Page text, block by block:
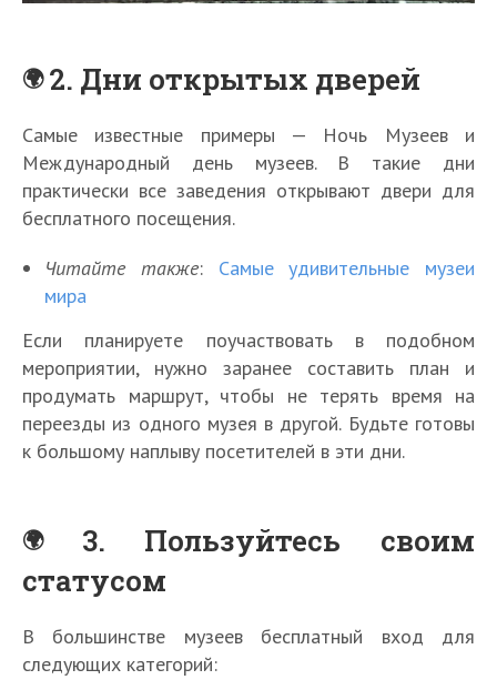
2. Дни открытых дверей
Самые известные примеры — Ночь Музеев и
Международный день музеев. В такие дни
практически все заведения открывают двери для
бесплатного посещения.
Читайте также: Самые удивительные музеи
мира
Если планируете поучаствовать в подобном
мероприятии, нужно заранее составить план и
продумать маршрут, чтобы не терять время на
переезды из одного музея в другой. Будьте готовы
к большому наплыву посетителей в эти дни.
3. Пользуйтесь своим
статусом
В большинстве музеев бесплатный вход для
следующих категорий: